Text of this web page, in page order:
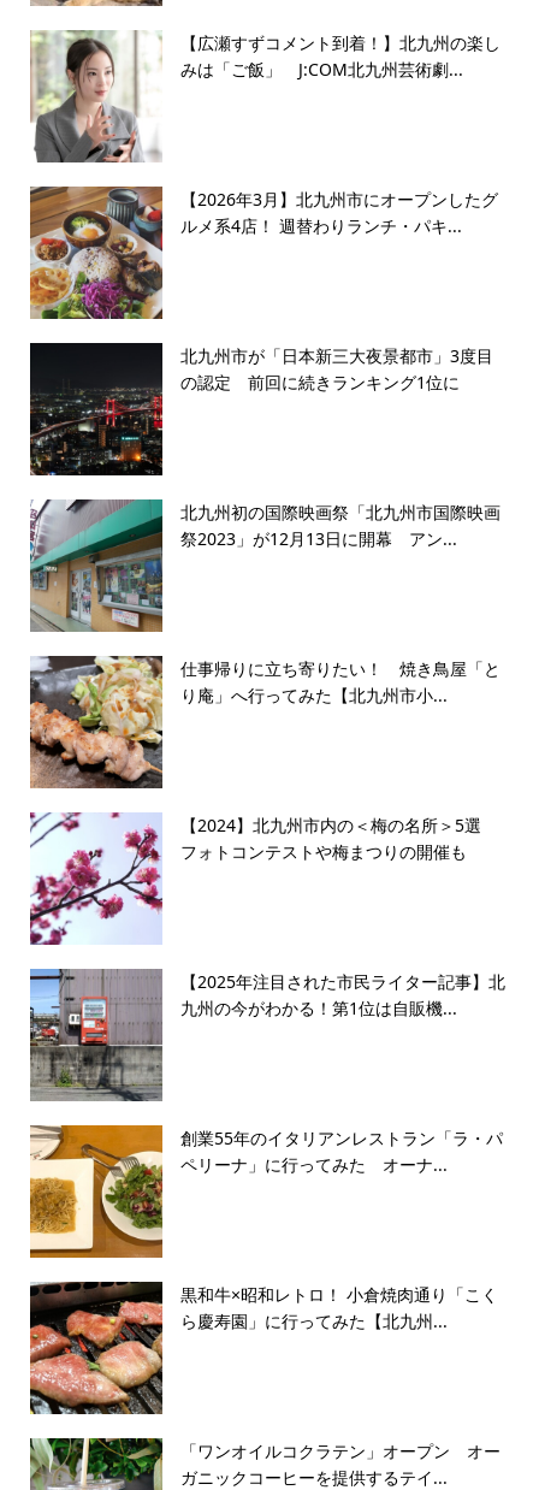
【広瀬すずコメント到着！】北九州の楽し
みは「ご飯」 J:COM北九州芸術劇...
【2026年3月】北九州市にオープンしたグ
ルメ系4店！ 週替わりランチ・パキ...
北九州市が「日本新三大夜景都市」3度目
の認定 前回に続きランキング1位に
北九州初の国際映画祭「北九州市国際映画
祭2023」が12月13日に開幕 アン...
仕事帰りに立ち寄りたい！ 焼き鳥屋「と
り庵」へ行ってみた【北九州市小...
【2024】北九州市内の＜梅の名所＞5選
フォトコンテストや梅まつりの開催も
【2025年注目された市民ライター記事】北
九州の今がわかる！第1位は自販機...
創業55年のイタリアンレストラン「ラ・パ
ペリーナ」に行ってみた オーナ...
黒和牛×昭和レトロ！ 小倉焼肉通り「こく
ら慶寿園」に行ってみた【北九州...
「ワンオイルコクラテン」オープン オー
ガニックコーヒーを提供するテイ...